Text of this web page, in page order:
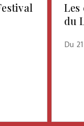
Les
du
Du